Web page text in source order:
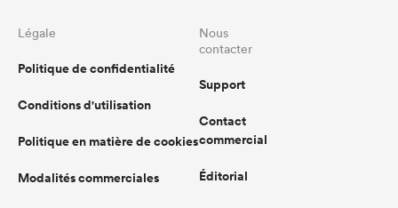
Légale
Politique de confidentialité
Conditions d'utilisation
Politique en matière de cookies
Modalités commerciales
Nous
contacter
Support
Contact
commercial
Éditorial